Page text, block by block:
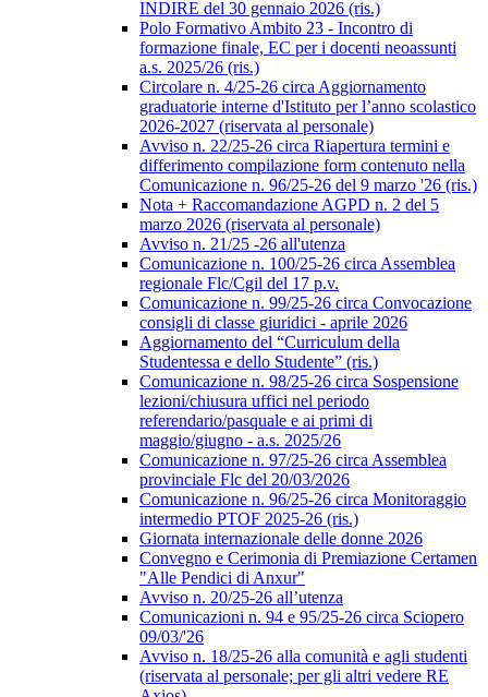
INDIRE del 30 gennaio 2026 (ris.)
Polo Formativo Ambito 23 - Incontro di
formazione finale, EC per i docenti neoassunti
a.s. 2025/26 (ris.)
Circolare n. 4/25-26 circa Aggiornamento
graduatorie interne d'Istituto per l’anno scolastico
2026-2027 (riservata al personale)
Avviso n. 22/25-26 circa Riapertura termini e
differimento compilazione form contenuto nella
Comunicazione n. 96/25-26 del 9 marzo '26 (ris.)
Nota + Raccomandazione AGPD n. 2 del 5
marzo 2026 (riservata al personale)
Avviso n. 21/25 -26 all'utenza
Comunicazione n. 100/25-26 circa Assemblea
regionale Flc/Cgil del 17 p.v.
Comunicazione n. 99/25-26 circa Convocazione
consigli di classe giuridici - aprile 2026
Aggiornamento del “Curriculum della
Studentessa e dello Studente” (ris.)
Comunicazione n. 98/25-26 circa Sospensione
lezioni/chiusura uffici nel periodo
referendario/pasquale e ai primi di
maggio/giugno - a.s. 2025/26
Comunicazione n. 97/25-26 circa Assemblea
provinciale Flc del 20/03/2026
Comunicazione n. 96/25-26 circa Monitoraggio
intermedio PTOF 2025-26 (ris.)
Giornata internazionale delle donne 2026
Convegno e Cerimonia di Premiazione Certamen
"Alle Pendici di Anxur"
Avviso n. 20/25-26 all’utenza
Comunicazioni n. 94 e 95/25-26 circa Sciopero
09/03/'26
Avviso n. 18/25-26 alla comunità e agli studenti
(riservata al personale; per gli altri vedere RE